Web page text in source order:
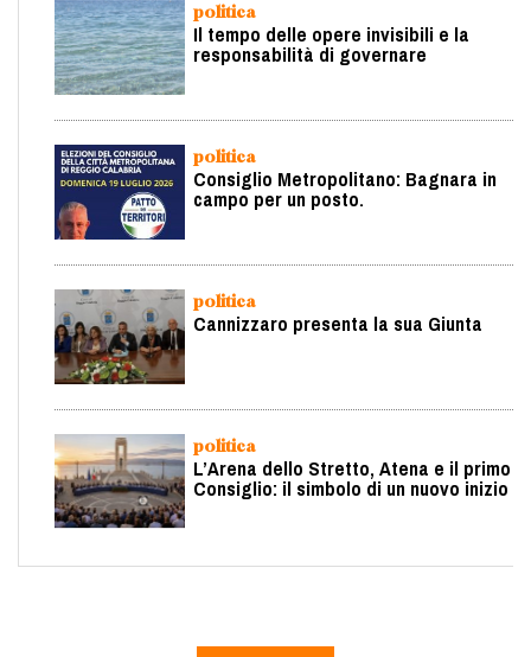
politica
Il tempo delle opere invisibili e la
responsabilità di governare
politica
Consiglio Metropolitano: Bagnara in
campo per un posto.
politica
Cannizzaro presenta la sua Giunta
politica
L’Arena dello Stretto, Atena e il primo
Consiglio: il simbolo di un nuovo inizio